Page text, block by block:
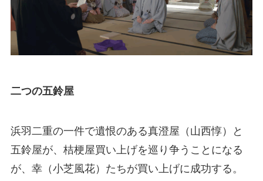
二つの五鈴屋
浜羽二重の一件で遺恨のある真澄屋（山西惇）と
五鈴屋が、桔梗屋買い上げを巡り争うことになる
が、幸（小芝風花）たちが買い上げに成功する。